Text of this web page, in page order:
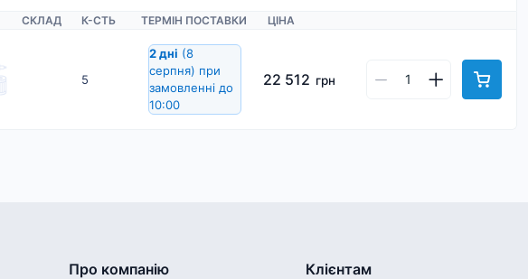
СКЛАД К-CТЬ ТЕРМІН ПОСТАВКИ ЦІНА
5
2 дні (8
серпня) при
замовленні до
10:00
22 512 грн
Про компанію Клієнтам